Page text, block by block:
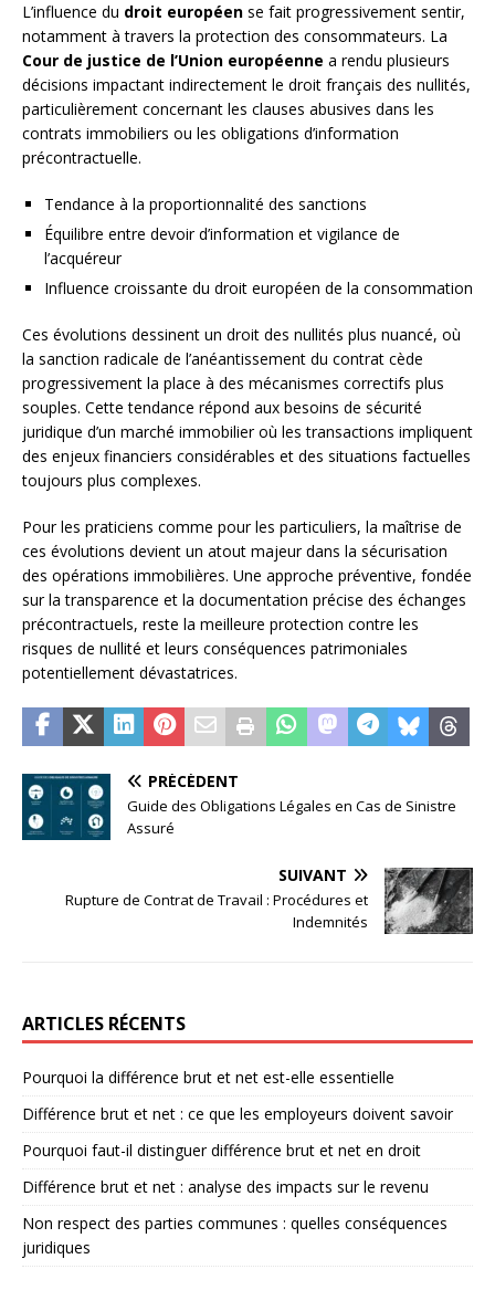
L’influence du droit européen se fait progressivement sentir,
notamment à travers la protection des consommateurs. La
Cour de justice de l’Union européenne a rendu plusieurs
décisions impactant indirectement le droit français des nullités,
particulièrement concernant les clauses abusives dans les
contrats immobiliers ou les obligations d’information
précontractuelle.
Tendance à la proportionnalité des sanctions
Équilibre entre devoir d’information et vigilance de
l’acquéreur
Influence croissante du droit européen de la consommation
Ces évolutions dessinent un droit des nullités plus nuancé, où
la sanction radicale de l’anéantissement du contrat cède
progressivement la place à des mécanismes correctifs plus
souples. Cette tendance répond aux besoins de sécurité
juridique d’un marché immobilier où les transactions impliquent
des enjeux financiers considérables et des situations factuelles
toujours plus complexes.
Pour les praticiens comme pour les particuliers, la maîtrise de
ces évolutions devient un atout majeur dans la sécurisation
des opérations immobilières. Une approche préventive, fondée
sur la transparence et la documentation précise des échanges
précontractuels, reste la meilleure protection contre les
risques de nullité et leurs conséquences patrimoniales
potentiellement dévastatrices.
PRÉCÉDENT
Guide des Obligations Légales en Cas de Sinistre
Assuré
SUIVANT
Rupture de Contrat de Travail : Procédures et
Indemnités
ARTICLES RÉCENTS
Pourquoi la différence brut et net est-elle essentielle
Différence brut et net : ce que les employeurs doivent savoir
Pourquoi faut-il distinguer différence brut et net en droit
Différence brut et net : analyse des impacts sur le revenu
Non respect des parties communes : quelles conséquences
juridiques